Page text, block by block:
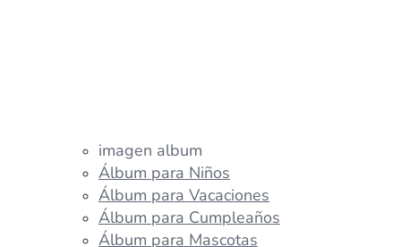
imagen album
Álbum para Niños
Álbum para Vacaciones
Álbum para Cumpleaños
Álbum para Mascotas